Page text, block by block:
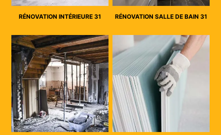
RÉNOVATION INTÉRIEURE 31 RÉNOVATION SALLE DE BAIN 31